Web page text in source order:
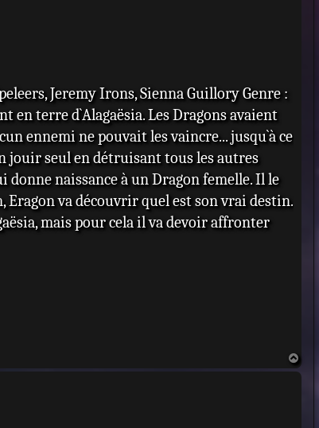
Jeremy Irons, Sienna Guillory Genre :
terre d`Alagaësia. Les Dragons avaient
ennemi ne pouvait les vaincre... jusqu`à ce
jouir seul en détruisant tous les autres
naissance à un Dragon femelle. Il le
Eragon va découvrir quel est son vrai destin.
mais pour cela il va devoir affronter
a